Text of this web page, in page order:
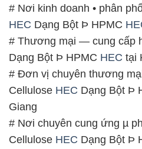
# Nơi kinh doanh • phân
HEC Dạng Bột Þ HPMC
# Thương mại — cung cấp
Dạng Bột Þ HPMC HEC tại
# Đơn vị chuyên thương
Cellulose HEC Dạng Bột Þ
Giang
# Nơi chuyên cung ứng µ
Cellulose HEC Dạng Bột Þ